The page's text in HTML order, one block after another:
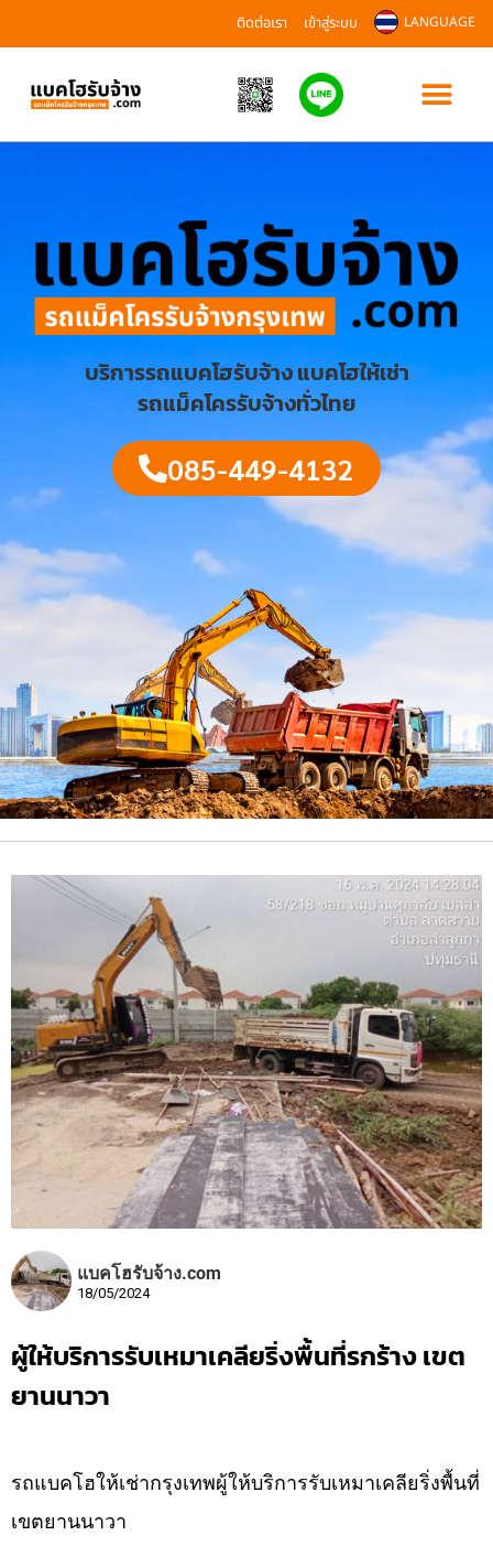
ติดต่อเรา เข้าสู่ระบบ LANGUAGE
บริการรถแบคโฮรับจ้าง แบคโฮให้เช่า
รถแม็คโครรับจ้างทั่วไทย
085-449-4132
แบคโฮรับจ้าง.com
18/05/2024
ผู้ให้บริการรับเหมาเคลียริ่งพื้นที่รกร้าง เขต
ยานนาวา
รถแบคโฮให้เช่ากรุงเทพผู้ให้บริการรับเหมาเคลียริ่งพื้นที่
เขตยานนาวา